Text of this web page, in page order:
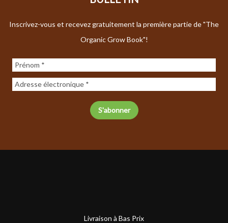
Inscrivez-vous et recevez gratuitement la première partie de "The
Organic Grow Book"!
Livraison à Bas Prix